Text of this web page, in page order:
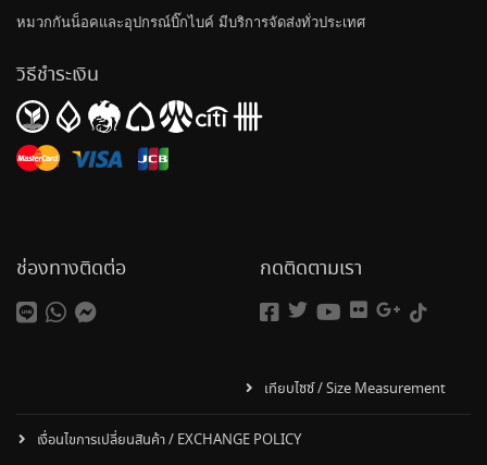
หมวกกันน็อคและอุปกรณ์บิ๊กไบค์ มีบริการจัดส่งทั่วประเทศ
วิธีชำระเงิน
ช่องทางติดต่อ กดติดตามเรา
เทียบไซซ์ / Size Measurement
เงื่อนไขการเปลี่ยนสินค้า / EXCHANGE POLICY